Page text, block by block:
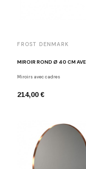
FROST DENMARK
Miroirs avec cadres
214,00 €